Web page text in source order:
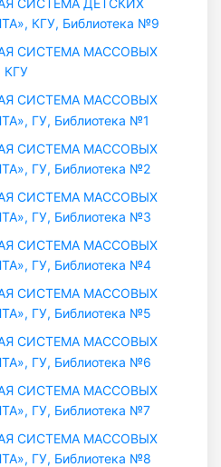
СИСТЕМА ДЕТСКИХ
КГУ, Библиотека №9
СИСТЕМА МАССОВЫХ
КГУ
СИСТЕМА МАССОВЫХ
ГУ, Библиотека №1
СИСТЕМА МАССОВЫХ
ГУ, Библиотека №2
СИСТЕМА МАССОВЫХ
ГУ, Библиотека №3
СИСТЕМА МАССОВЫХ
ГУ, Библиотека №4
СИСТЕМА МАССОВЫХ
ГУ, Библиотека №5
СИСТЕМА МАССОВЫХ
ГУ, Библиотека №6
СИСТЕМА МАССОВЫХ
ГУ, Библиотека №7
СИСТЕМА МАССОВЫХ
ГУ, Библиотека №8